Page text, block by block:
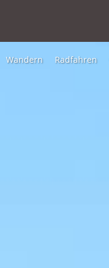
Wandern Radfahren